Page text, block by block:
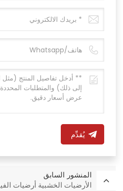
يُقدِّم
المنشور السابق
الأرضيات الخشبية أرضيات